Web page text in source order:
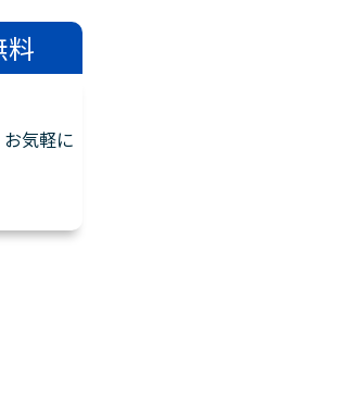
料
気軽に